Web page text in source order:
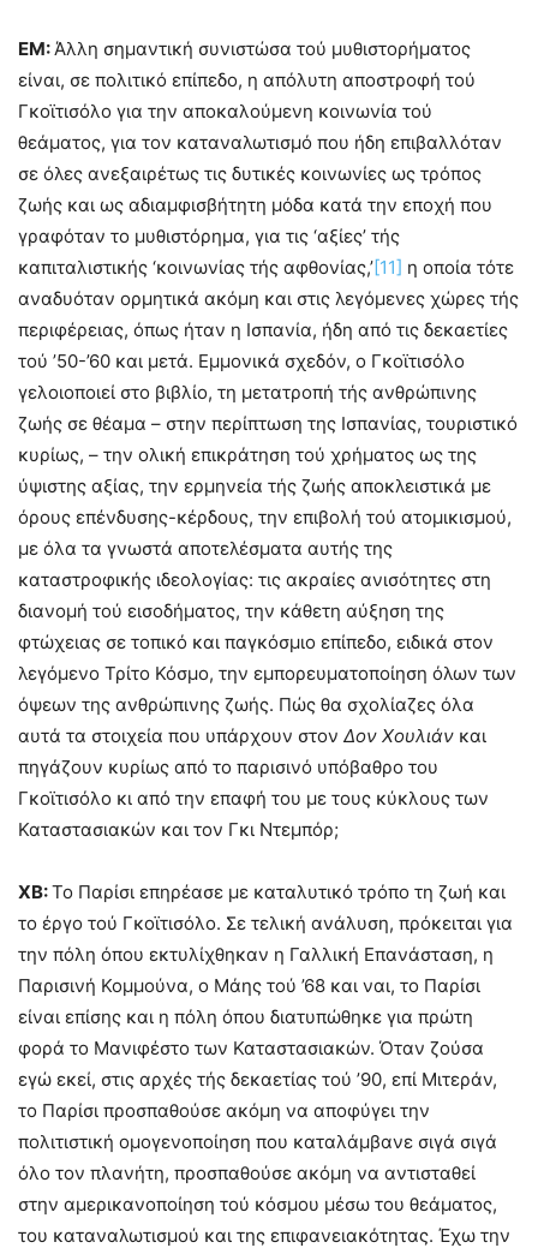
ΕΜ:Άλλη σημαντική συνιστώσα τού μυθιστορήματος
είναι, σε πολιτικό επίπεδο, η απόλυτη αποστροφή τού
Γκοϊτισόλο για την αποκαλούμενη κοινωνία τού
θεάματος, για τον καταναλωτισμό που ήδη επιβαλλόταν
σε όλες ανεξαιρέτως τις δυτικές κοινωνίες ως τρόπος
ζωής και ως αδιαμφισβήτητη μόδα κατά την εποχή που
γραφόταν το μυθιστόρημα, για τις ‘αξίες’ τής
καπιταλιστικής ‘κοινωνίας τής αφθονίας,’[11] η οποία τότε
αναδυόταν ορμητικά ακόμη και στις λεγόμενες χώρες τής
περιφέρειας, όπως ήταν η Ισπανία, ήδη από τις δεκαετίες
τού ’50-’60 και μετά. Εμμονικά σχεδόν, ο Γκοϊτισόλο
γελοιοποιεί στο βιβλίο, τη μετατροπή τής ανθρώπινης
ζωής σε θέαμα – στην περίπτωση της Ισπανίας, τουριστικό
κυρίως, – την ολική επικράτηση τού χρήματος ως της
ύψιστης αξίας, την ερμηνεία τής ζωής αποκλειστικά με
όρους επένδυσης-κέρδους, την επιβολή τού ατομικισμού,
με όλα τα γνωστά αποτελέσματα αυτής της
καταστροφικής ιδεολογίας: τις ακραίες ανισότητες στη
διανομή τού εισοδήματος, την κάθετη αύξηση της
φτώχειας σε τοπικό και παγκόσμιο επίπεδο, ειδικά στον
λεγόμενο Τρίτο Κόσμο, την εμπορευματοποίηση όλων των
όψεων της ανθρώπινης ζωής. Πώς θα σχολίαζες όλα
αυτά τα στοιχεία που υπάρχουν στον Δον Χουλιάν και
πηγάζουν κυρίως από το παρισινό υπόβαθρο του
Γκοϊτισόλο κι από την επαφή του με τους κύκλους των
Καταστασιακών και τον Γκι Ντεμπόρ;
ΧΒ:Το Παρίσι επηρέασε με καταλυτικό τρόπο τη ζωή και
το έργο τού Γκοϊτισόλο. Σε τελική ανάλυση, πρόκειται για
την πόλη όπου εκτυλίχθηκαν η Γαλλική Επανάσταση, η
Παρισινή Κομμούνα, ο Μάης τού ’68 και ναι, το Παρίσι
είναι επίσης και η πόλη όπου διατυπώθηκε για πρώτη
φορά το Μανιφέστο των Καταστασιακών. Όταν ζούσα
εγώ εκεί, στις αρχές τής δεκαετίας τού ’90, επί Μιτεράν,
το Παρίσι προσπαθούσε ακόμη να αποφύγει την
πολιτιστική ομογενοποίηση που καταλάμβανε σιγά σιγά
όλο τον πλανήτη, προσπαθούσε ακόμη να αντισταθεί
στην αμερικανοποίηση τού κόσμου μέσω του θεάματος,
του καταναλωτισμού και της επιφανειακότητας. Έχω την